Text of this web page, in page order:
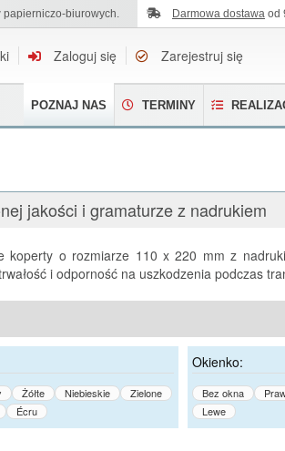
papierniczo-biurowych.
dowolnym nadrukiem. Darmowa dostawa od
Zaloguj się Zarejestruj się
TERMINY
POZNAJ NAS
jakości i gramaturze z nadrukiem
o rozmiarze 110 x 220 mm z
i odporność na uszkodzenia podczas
Żółte Niebieskie
Zielone
Écru
Okienko:
Bez okna
Lewe